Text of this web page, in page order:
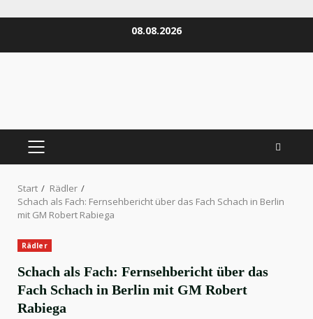
08.08.2026
PRIMÄRES
Start
Rädler
Schach als Fach: Fernsehbericht über das Fach Schach in Berlin
mit GM Robert Rabiega
Rädler
Schach als Fach: Fernsehbericht über das
Fach Schach in Berlin mit GM Robert
Rabiega